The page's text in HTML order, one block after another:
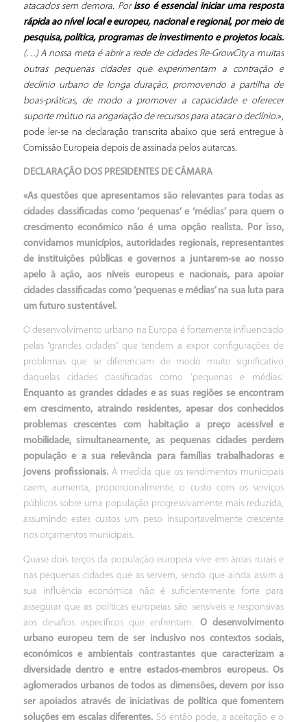
atacados sem demora. Por isso é essencial iniciar uma resposta
rápida ao nível local e europeu, nacional e regional, por meio de
pesquisa, política, programas de investimento e projetos locais.
(…) A nossa meta é abrir a rede de cidades Re-GrowCity a muitas
outras pequenas cidades que experimentam a contração e
declínio urbano de longa duração, promovendo a partilha de
boas-práticas, de modo a promover a capacidade e oferecer
suporte mútuo na angariação de recursos para atacar o declínio.»,
pode ler-se na declaração transcrita abaixo que será entregue à
Comissão Europeia depois de assinada pelos autarcas.
DECLARAÇÃO DOS PRESIDENTES DE CÂMARA
«As questões que apresentamos são relevantes para todas as
cidades classificadas como ‘pequenas’ e ‘médias’ para quem o
crescimento económico não é uma opção realista. Por isso,
convidamos municípios, autoridades regionais, representantes
de instituições públicas e governos a juntarem-se ao nosso
apelo à ação, aos níveis europeus e nacionais, para apoiar
cidades classificadas como ‘pequenas e médias’ na sua luta para
um futuro sustentável.
O desenvolvimento urbano na Europa é fortemente influenciado
pelas “grandes cidades” que tendem a expor configurações de
problemas que se diferenciam de modo muito significativo
daquelas cidades classificadas como ‘pequenas e médias’.
Enquanto as grandes cidades e as suas regiões se encontram
em crescimento, atraindo residentes, apesar dos conhecidos
problemas crescentes com habitação a preço acessível e
mobilidade, simultaneamente, as pequenas cidades perdem
população e a sua relevância para famílias trabalhadoras e
jovens profissionais.À medida que os rendimentos municipais
caem, aumenta, proporcionalmente, o custo com os serviços
públicos sobre uma população progressivamente mais reduzida,
assumindo estes custos um peso insuportavelmente crescente
nos orçamentos municipais.
Quase dois terços da população europeia vive em áreas rurais e
nas pequenas cidades que as servem, sendo que ainda assim a
sua influência económica não é suficientemente forte para
assegurar que as políticas europeias são sensíveis e responsivas
aos desafios específicos que enfrentam. O desenvolvimento
urbano europeu tem de ser inclusivo nos contextos sociais,
económicos e ambientais contrastantes que caracterizam a
diversidade dentro e entre estados-membros europeus. Os
aglomerados urbanos de todos as dimensões, devem por isso
ser apoiados através de iniciativas de política que fomentem
soluções em escalas diferentes. Só então pode, a aceitação e o